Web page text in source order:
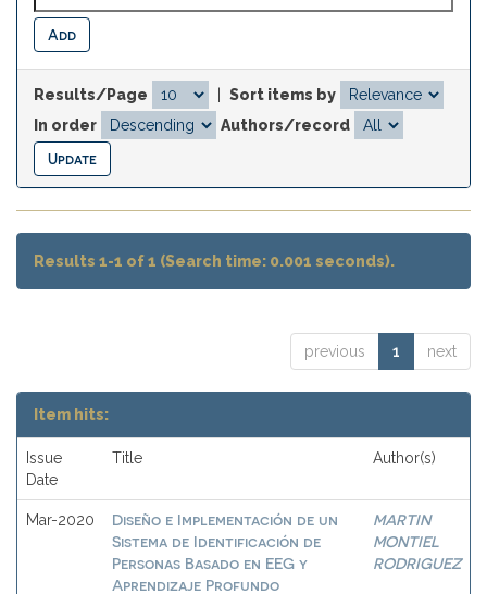
Results/Page
Sort items by
In order
Authors/record
Results 1-1 of 1 (Search time: 0.001 seconds).
previous 1 next
Item hits:
Issue
Date
Title Author(s)
Mar-2020
Diseño e Implementación de un
Sistema de Identificación de
Personas Basado en EEG y
Aprendizaje Profundo
MARTIN
MONTIEL
RODRIGUEZ